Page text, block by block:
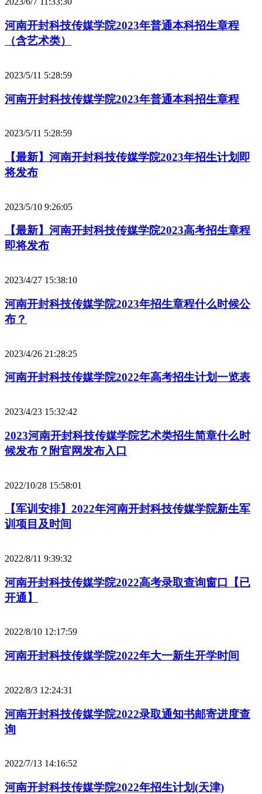
河南开封科技传媒学院2023年普通本科招生章程
（含艺术类）
2023/5/11 5:28:59
河南开封科技传媒学院2023年普通本科招生章程
2023/5/11 5:28:59
【最新】河南开封科技传媒学院2023年招生计划即
将发布
2023/5/10 9:26:05
【最新】河南开封科技传媒学院2023高考招生章程
即将发布
2023/4/27 15:38:10
河南开封科技传媒学院2023年招生章程什么时候公
布？
2023/4/26 21:28:25
河南开封科技传媒学院2022年高考招生计划一览表
2023/4/23 15:32:42
2023河南开封科技传媒学院艺术类招生简章什么时
候发布？附官网发布入口
2022/10/28 15:58:01
【军训安排】2022年河南开封科技传媒学院新生军
训项目及时间
2022/8/11 9:39:32
河南开封科技传媒学院2022高考录取查询窗口【已
开通】
2022/8/10 12:17:59
河南开封科技传媒学院2022年大一新生开学时间
2022/8/3 12:24:31
河南开封科技传媒学院2022录取通知书邮寄进度查
询
2022/7/13 14:16:52
河南开封科技传媒学院2022年招生计划(天津)